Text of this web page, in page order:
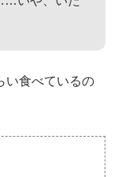
い食べているの